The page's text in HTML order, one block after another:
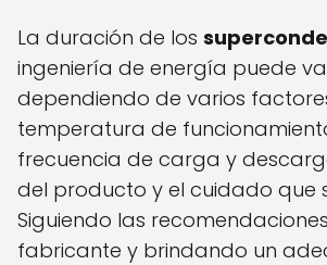
La duración de los
ingeniería de energía puede
dependiendo de varios
temperatura de
frecuencia de carga y
del producto y el cuidado que
Siguiendo las
fabricante y brindando un